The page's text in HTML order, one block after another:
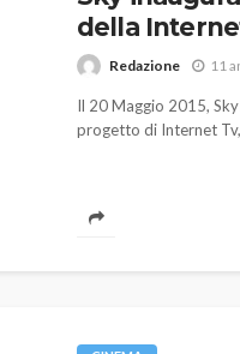
della
Redazione 11
Il 20 Maggio 2015,
progetto di Internet